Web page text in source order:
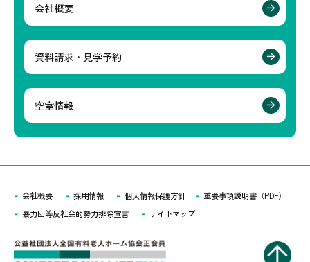
会社概要
資料請求・見学予約
空室情報
会社概要 採用情報 個人情報保護方針
重要事項説明書（PDF）
暴力団等反社会的勢力排除宣言
サイトマップ